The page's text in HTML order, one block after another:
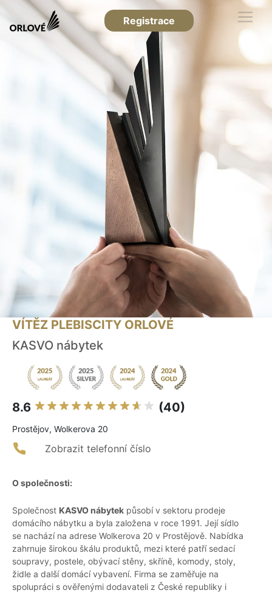
Registrace
VÍTĚZ PLEBISCITY ORLOVÉ
KASVO nábytek
8.6 (40)
Prostějov, Wolkerova 20
Zobrazit telefonní číslo
O společnosti:
Společnost KASVO nábytek působí v sektoru prodeje
domácího nábytku a byla založena v roce 1991. Její sídlo
se nachází na adrese Wolkerova 20 v Prostějově. Nabídka
zahrnuje širokou škálu produktů, mezi které patří sedací
soupravy, postele, obývací stěny, skříně, komody, stoly,
židle a další domácí vybavení. Firma se zaměřuje na
spolupráci s ověřenými dodavateli z České republiky i